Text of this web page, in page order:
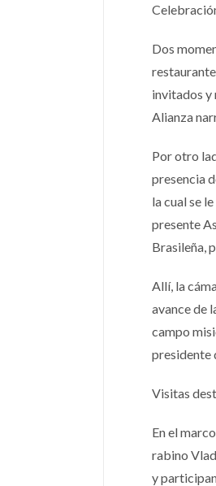
Dos
invitados y
Alianza
Por otro
presencia
la cual se
presente
Brasileña,
Allí, la
avance de
campo
presidente
Visitas
En el
rabino
y